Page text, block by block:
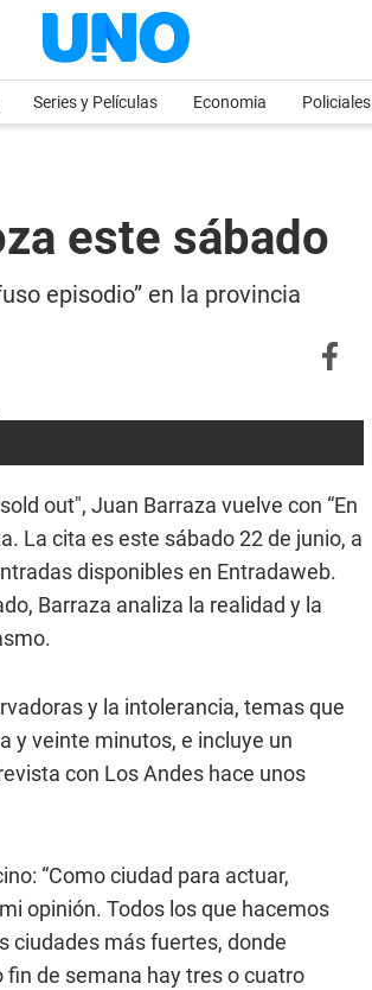
Series y Películas Economia Policiales
este sábado
episodio” en la provincia
out", Juan Barraza vuelve con “En
La cita es este sábado 22 de junio, a
disponibles en Entradaweb.
Barraza analiza la realidad y la
y la intolerancia, temas que
y veinte minutos, e incluye un
con Los Andes hace unos
“Como ciudad para actuar,
opinión. Todos los que hacemos
ciudades más fuertes, donde
de semana hay tres o cuatro